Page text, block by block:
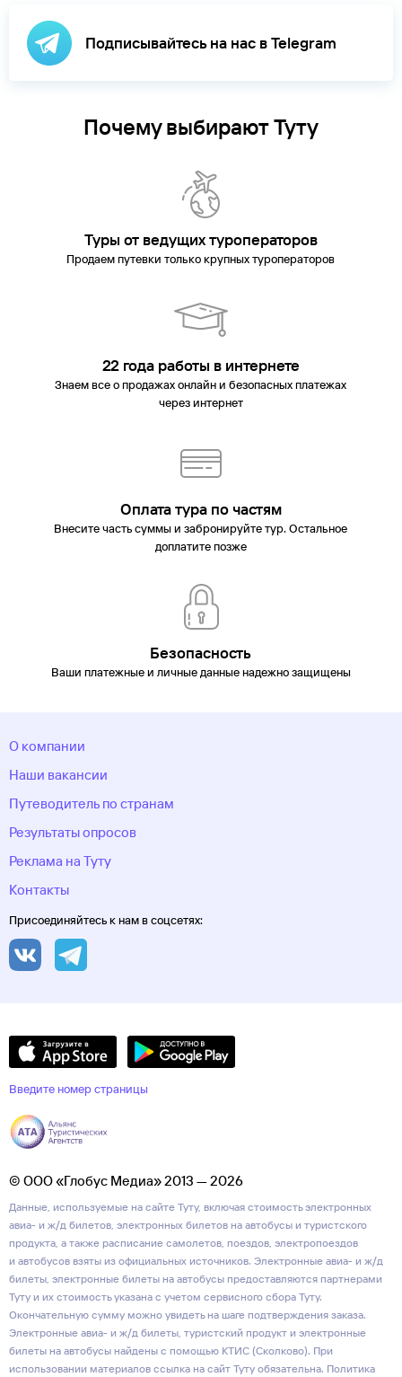
Подписывайтесь на нас в Telegram
Почему выбирают Туту
Туры от ведущих туроператоров
Продаем путевки только крупных туроператоров
22 года работы в интернете
Знаем все о продажах онлайн и безопасных платежах
через интернет
Оплата тура по частям
Внесите часть суммы и забронируйте тур. Остальное
доплатите позже
Безопасность
Ваши платежные и личные данные надежно защищены
О компании
Наши вакансии
Путеводитель по странам
Результаты опросов
Реклама на Туту
Контакты
Присоединяйтесь к нам в соцсетях:
Введите номер страницы
© ООО «Глобус Медиа» 2013 — 2026
Данные, используемые на сайте Туту, включая стоимость электронных
авиа- и ж/д билетов, электронных билетов на автобусы и туристского
продукта, а также расписание самолетов, поездов, электропоездов
и автобусов взяты из официальных источников. Электронные авиа- и ж/д
билеты, электронные билеты на автобусы предоставляются партнерами
Туту и их стоимость указана с учетом сервисного сбора Туту.
Окончательную сумму можно увидеть на шаге подтверждения заказа.
Электронные авиа- и ж/д билеты, туристский продукт и электронные
билеты на автобусы найдены с помощью КТИС (Сколково). При
использовании материалов ссылка на сайт Туту обязательна. Политика